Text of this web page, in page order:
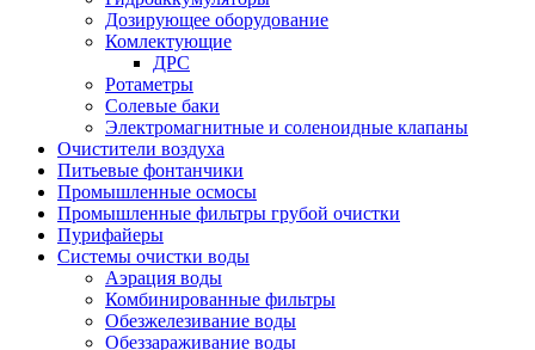
Дозирующее оборудование
Комлектующие
ДРС
Ротаметры
Солевые баки
Электромагнитные и соленоидные клапаны
Очистители воздуха
Питьевые фонтанчики
Промышленные осмосы
Промышленные фильтры грубой очистки
Пурифайеры
Системы очистки воды
Аэрация воды
Комбинированные фильтры
Обезжелезивание воды
Обеззараживание воды